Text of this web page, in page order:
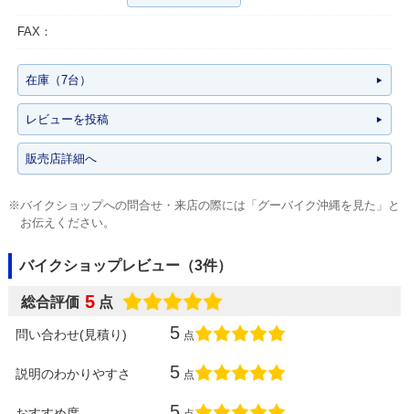
FAX：
在庫（7台）
レビューを投稿
販売店詳細へ
※バイクショップへの問合せ・来店の際には「グーバイク沖縄を見た」と
お伝えください。
バイクショップレビュー（3件）
総合評価 5 点
問い合わせ(見積り) 5 点
説明のわかりやすさ 5 点